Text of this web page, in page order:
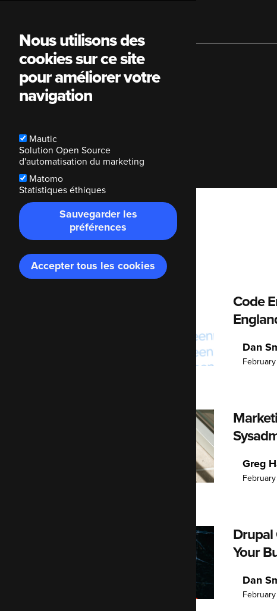
Main
navigation
Blog
Breadcrumb
Code Enigma Blog
Blog
Code
Dan
Greg
Drupal
Your
Dan
February
Nous utilisons des
cookies sur ce site
pour améliorer votre
navigation
Mautic
Solution Open Source
d'automatisation du marketing
Matomo
Statistiques éthiques
Sauvegarder les
préférences
Accepter tous les cookies